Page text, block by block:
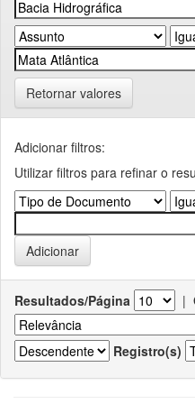
Retornar valores
Adicionar filtros:
Utilizar filtros para refinar o
Resultados/Página |
Registro(s)